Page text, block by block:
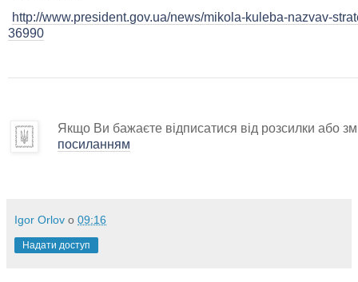
http://www.president.gov.ua/news/mikola-kuleba-nazvav-
36990
Якщо Ви бажаєте відписатися від розсилки або
посиланням
Igor Orlov о 09:16
Надати доступ